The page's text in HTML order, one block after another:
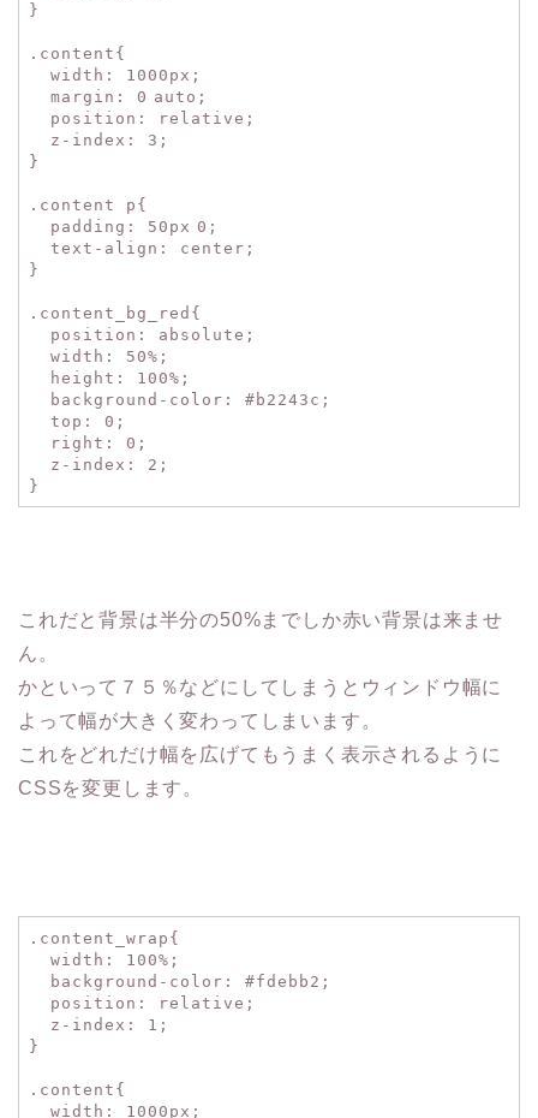
}
.content{
width : 1000px ;
margin : 0 auto ;
position : relative ;
z-index : 3 ;
}
.content p{
padding : 50px 0 ;
text-align : center ;
}
.content_bg_red{
position : absolute ;
width : 50% ;
height : 100% ;
background-color : #b2243c ;
top : 0 ;
right : 0 ;
z-index : 2 ;
}
これだと背景は半分の50%までしか赤い背景は来ませ
ん。
かといって７５％などにしてしまうとウィンドウ幅に
よって幅が大きく変わってしまいます。
これをどれだけ幅を広げてもうまく表示されるように
CSSを変更します。
.content_wrap{
width : 100% ;
background-color : #fdebb2 ;
position : relative ;
z-index : 1 ;
}
.content{
width : 1000px ;